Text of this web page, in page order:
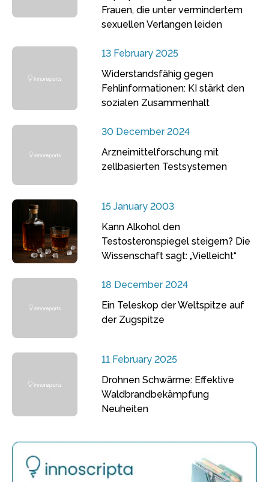
Frauen, die unter vermindertem
sexuellen Verlangen leiden
13 February 2025
Widerstandsfähig gegen
Fehlinformationen: KI stärkt den
sozialen Zusammenhalt
30 December 2024
Arzneimittelforschung mit
zellbasierten Testsystemen
15 January 2003
Kann Alkohol den
Testosteronspiegel steigern? Die
Wissenschaft sagt: „Vielleicht“
18 December 2024
Ein Teleskop der Weltspitze auf
der Zugspitze
11 February 2025
Drohnen Schwärme: Effektive
Waldbrandbekämpfung
Neuheiten